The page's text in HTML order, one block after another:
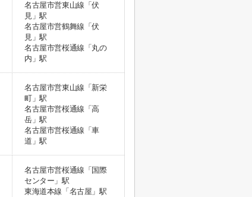
名古屋市営東山線「伏
見」駅
名古屋市営鶴舞線「伏
見」駅
名古屋市営桜通線「丸の
内」駅
名古屋市営東山線「新栄
町」駅
名古屋市営桜通線「高
岳」駅
名古屋市営桜通線「車
道」駅
名古屋市営桜通線「国際
センター」駅
東海道本線「名古屋」駅